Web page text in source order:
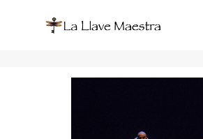
Diciembre 2019